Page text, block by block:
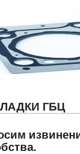
Петербурге
и под заказ
ГБЦ